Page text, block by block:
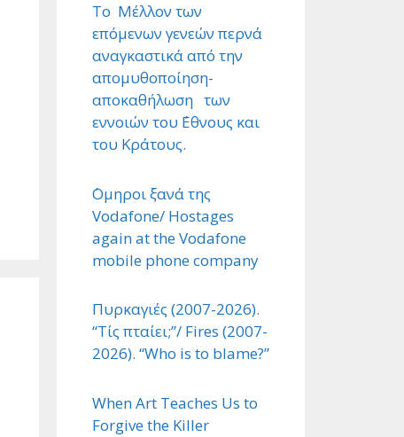
Το Μέλλον των
επόμενων γενεών περνά
αναγκαστικά από την
απομυθοποίηση-
αποκαθήλωση των
εννοιών του ΄Εθνους και
του Κράτους.
΄Ομηροι ξανά της
Vodafone/ Hostages
again at the Vodafone
mobile phone company
Πυρκαγιές (2007-2026).
“Τίς πταίει;”/ Fires (2007-
2026). “Who is to blame?”
When Art Teaches Us to
Forgive the Killer